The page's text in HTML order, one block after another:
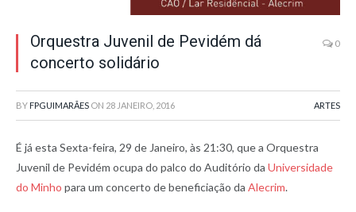
Orquestra Juvenil de Pevidém dá
concerto solidário
0
BY FPGUIMARÃES ON 28 JANEIRO, 2016 ARTES
É já esta Sexta-feira, 29 de Janeiro, às 21:30, que a Orquestra
Juvenil de Pevidém ocupa do palco do Auditório da Universidade
do Minho para um concerto de beneficiação da Alecrim.